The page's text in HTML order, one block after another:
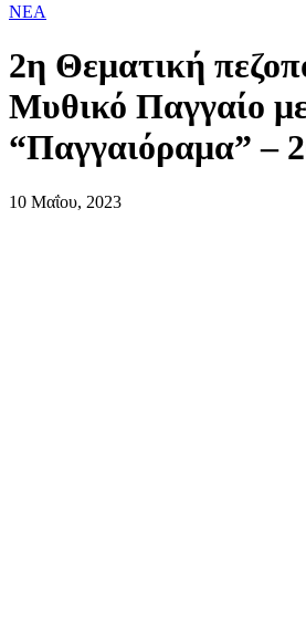
ΝΕΑ
2η Θεματική
Μυθικό Παγγαίο
“Παγγαιόραμα” –
10 Μαΐου, 2023